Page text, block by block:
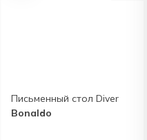
Письменный стол Diver
Bonaldo